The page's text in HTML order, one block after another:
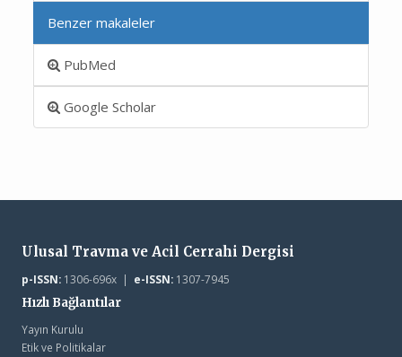
Benzer makaleler
PubMed
Google Scholar
Ulusal Travma ve Acil Cerrahi Dergisi
p-ISSN:1306-696x | e-ISSN:1307-7945
Hızlı Bağlantılar
Yayın Kurulu
Etik ve Politikalar